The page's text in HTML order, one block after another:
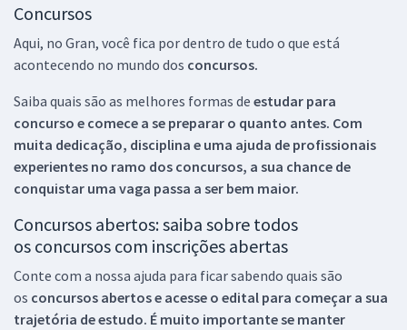
Concursos
Aqui, no Gran, você fica por dentro de tudo o que está
acontecendo no mundo dos concursos.
Saiba quais são as melhores formas de estudar para
concurso e comece a se preparar o quanto antes. Com
muita dedicação, disciplina e uma ajuda de profissionais
experientes no ramo dos concursos, a sua chance de
conquistar uma vaga passa a ser bem maior.
Concursos abertos: saiba sobre todos
os concursos com inscrições abertas
Conte com a nossa ajuda para ficar sabendo quais são
os concursos abertos e acesse o edital para começar a sua
trajetória de estudo. É muito importante se manter